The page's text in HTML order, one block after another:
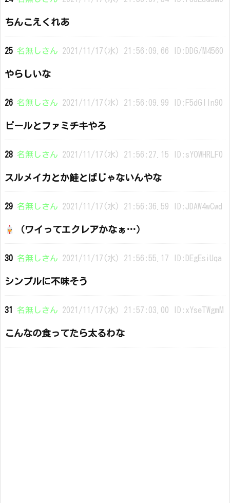
ちんこえくれあ
25 名無しさん 2021/11/17(水) 21:56:09.66 ID:DDG/M4560
やらしいな
26 名無しさん 2021/11/17(水) 21:56:09.99 ID:F5dGlln90
ビールとファミチキやろ
28 名無しさん 2021/11/17(水) 21:56:27.15 ID:sYOWHRLF0
スルメイカとか鮭とばじゃないんやな
29 名無しさん 2021/11/17(水) 21:56:36.59 ID:JDAW4wCwd
（ワイってエクレアかなぁ…）
30 名無しさん 2021/11/17(水) 21:56:55.17 ID:DEgEsiUqa
シンプルに不味そう
31 名無しさん 2021/11/17(水) 21:57:03.00 ID:xYseTWgmM
こんなの食ってたら太るわな